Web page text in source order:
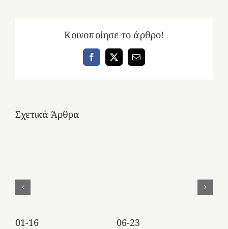
Κοινοποίησε το άρθρο!
Facebook
X Email
Σχετικά Άρθρα
01-16 06-23